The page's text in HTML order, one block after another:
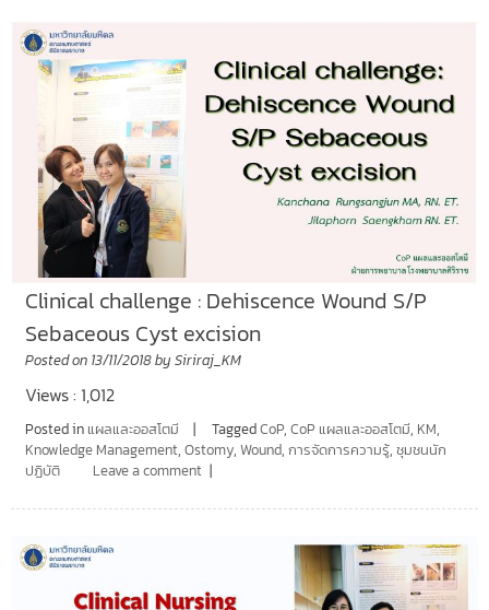
Clinical challenge : Dehiscence Wound S/P
Sebaceous Cyst excision
Posted on 13/11/2018by Siriraj_KM
Views : 1,012
Posted in แผลและออสโตมี TaggedCoP, CoP แผลและออสโตมี, KM,
Knowledge Management, Ostomy, Wound, การจัดการความรู้, ชุมชนนัก
ปฏิบัติ
Leave a comment